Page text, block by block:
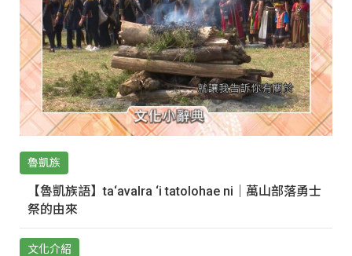
魯凱族
【魯凱族語】ta‘avalra ‘i tatolohae ni｜萬山部落勇士
祭的由來
文化介紹